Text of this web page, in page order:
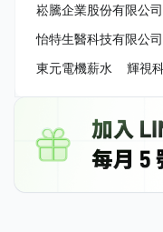
崧騰企業股份有限公司
怡特生醫科技有限公司
東元電機薪水
輝視